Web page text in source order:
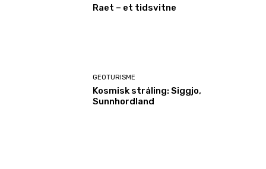
Raet – et tidsvitne
GEOTURISME
Kosmisk stråling: Siggjo,
Sunnhordland